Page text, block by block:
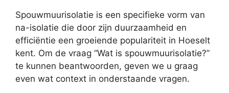
Spouwmuurisolatie is een specifieke vorm van
na-isolatie die door zijn duurzaamheid en
efficiëntie een groeiende populariteit in Hoeselt
kent. Om de vraag “Wat is spouwmuurisolatie?”
te kunnen beantwoorden, geven we u graag
even wat context in onderstaande vragen.